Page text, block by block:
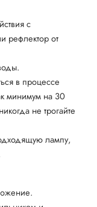
с
рефлектор от
в процессе
минимум на 30
не трогайте
лампу,